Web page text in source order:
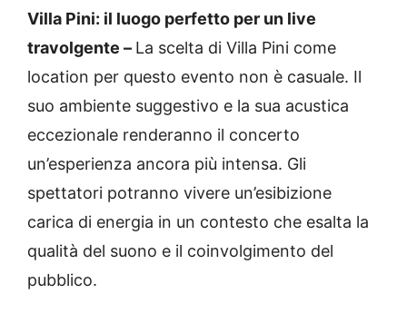
Villa Pini: il luogo perfetto per un live
travolgente – La scelta di Villa Pini come
location per questo evento non è casuale. Il
suo ambiente suggestivo e la sua acustica
eccezionale renderanno il concerto
un’esperienza ancora più intensa. Gli
spettatori potranno vivere un’esibizione
carica di energia in un contesto che esalta la
qualità del suono e il coinvolgimento del
pubblico.